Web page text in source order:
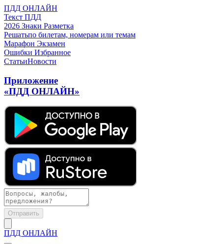
ПДД ОНЛАЙН
Текст ПДД
2026 Знаки Разметка
Решатьпо билетам, номерам или темам
Марафон Экзамен
Ошибки Избранное
СтатьиНовости
Приложение
«ПДД ОНЛАЙН»
Отправить
ПДД ОНЛАЙН